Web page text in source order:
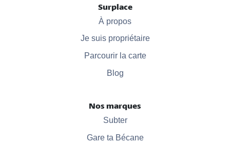
Surplace
À propos
Je suis propriétaire
Parcourir la carte
Blog
Nos marques
Subter
Gare ta Bécane